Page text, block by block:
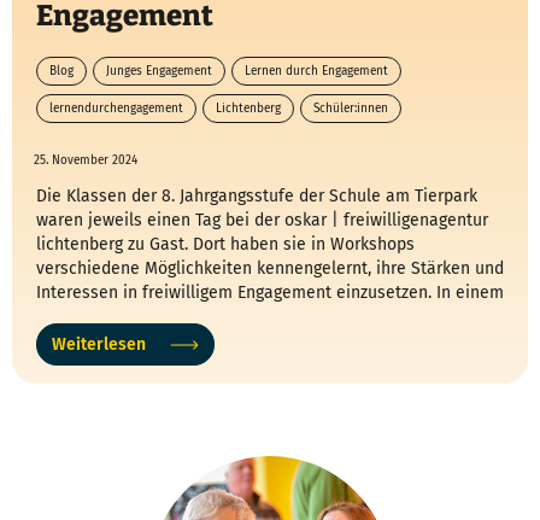
Engagement
Blog Junges Engagement Lernen durch Engagement
lernendurchengagement Lichtenberg Schüler:innen
25. November 2024
Die Klassen der 8. Jahrgangsstufe der Schule am Tierpark
waren jeweils einen Tag bei der oskar | freiwilligenagentur
lichtenberg zu Gast. Dort haben sie in Workshops
verschiedene Möglichkeiten kennengelernt, ihre Stärken und
Interessen in freiwilligem Engagement einzusetzen. In einem
Engagement, die sogenannte #krautschau, getestet und mit
Pflanzenbestimmung auf die Artenvielfalt im Stadtraum
aufmerksam gemacht.
Weiterlesen